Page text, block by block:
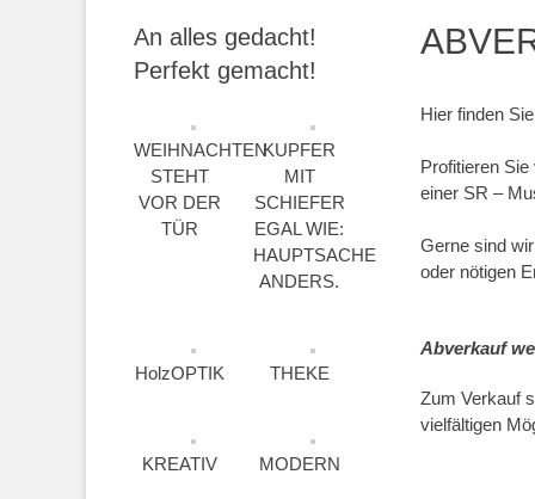
Hier finden
Profitieren
einer SR –
Gerne sind
oder nötigen
Abverkauf
Zum Verkauf
vielfältigen
An alles gedacht!
Perfekt gemacht!
WEIHNACHTEN
STEHT
VOR DER
TÜR
KUPFER
MIT
SCHIEFER
EGAL WIE:
HAUPTSACHE
ANDERS.
HolzOPTIK THEKE
KREATIV MODERN